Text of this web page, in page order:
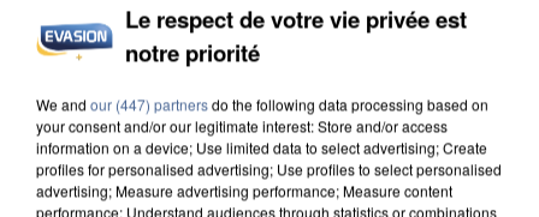
Le respect de votre vie privée est
notre priorité
We and our (447) partnersdo the following data processing based on
your consent and/or our legitimate interest: Store and/or access
information on a device; Use limited data to select advertising; Create
profiles for personalised advertising; Use profiles to select personalised
advertising; Measure advertising performance; Measure content
performance; Understand audiences through statistics or combinations